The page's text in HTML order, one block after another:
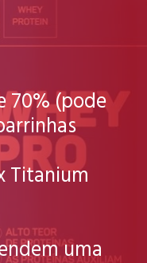
70% (pode
Titanium
uma